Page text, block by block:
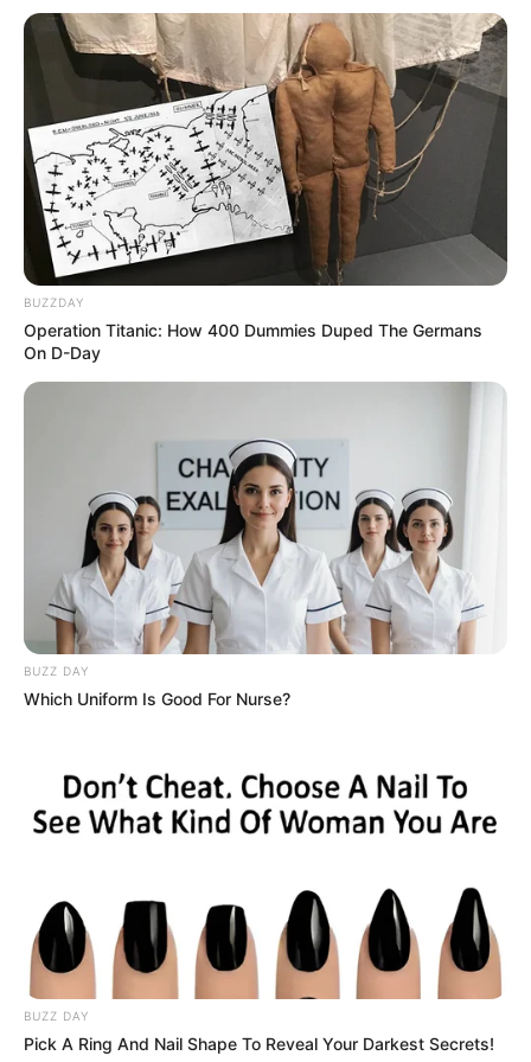
hewan primata ini, dimulai dari ciri fisiknya, klasifikasinya, sampai
habitatnya.
Daripada penasaran apa beda kera dan monyet, yuk kita simak
dulu penjelasannya berikut ini.
Baca juga:Sejarah Plague Doctor, Pahlawan Bermasker
Paruh Burung Saat Wabah Black Death
Antara kera dan monyet memiliki klasifikasi ilmiah
yang tidak sama
Mute
Beda antara kera dan monyet yang pertama adalah tentang
klasifikasi ilmiahnya. Kera digolongkan ke dalam
BUZZDAY
Operation Titanic: How 400 Dummies Duped The Germans
On D-Day
BUZZ DAY
Which Uniform Is Good For Nurse?
BUZZ DAY
Pick A Ring And Nail Shape To Reveal Your Darkest Secrets!